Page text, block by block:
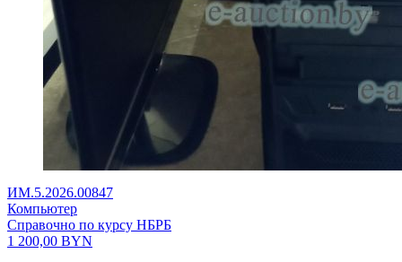
ИМ.5.2026.00847
Компьютер
Справочно по курсу НБРБ
1 200,00 BYN